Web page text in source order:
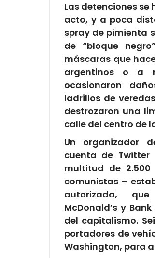
Las detenciones
acto, y a poca
spray de pimienta
de “bloque
máscaras que
argentinos o a
ocasionaron
ladrillos de
destrozaron una
calle del centro de
Un organizador
cuenta de
multitud de
comunistas –
autorizada,
McDonald’s y
del capitalismo.
portadores de
Washington, para